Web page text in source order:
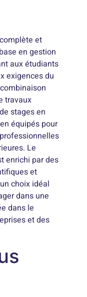
et
en gestion
aux étudiants
exigences du
travaux
stages en
équipés pour
Le
enrichi par des
et
choix idéal
dans une
dans le
et des